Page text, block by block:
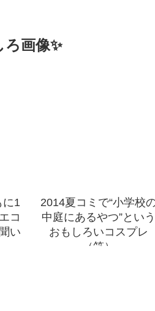
画像✨
に1
コ
い
2014夏コミで“小学校
中庭にあるやつ”という
おもしろいコスプレ
（笑）